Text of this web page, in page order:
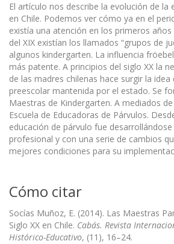
El artículo nos describe la evolución de la
en Chile. Podemos ver cómo ya en el
existía una atención en los primeros
del XIX existían los llamados “grupos de
algunos kindergarten. La influencia
más patente. A principios del siglo XX la
de las madres chilenas hace surgir la idea
preescolar mantenida por el estado. Se
Maestras de Kindergarten. A mediados
Escuela de Educadoras de Párvulos.
educación de párvulo fue
profesional y con una serie de cambios
mejores condiciones para su
Cómo citar
Socías Muñoz, E. (2014). Las Maestras
Siglo XX en Chile. Cabás. Revista
Histórico-Educativo, (11), 16–24.